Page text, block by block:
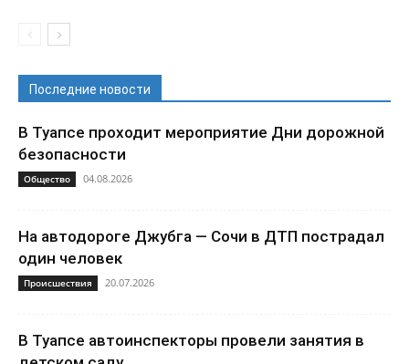
Последние новости
В Туапсе проходит мероприятие Дни дорожной
безопасности
Общество 04.08.2026
На автодороге Джубга — Сочи в ДТП пострадал
один человек
Происшествия 20.07.2026
В Туапсе автоинспекторы провели занятия в